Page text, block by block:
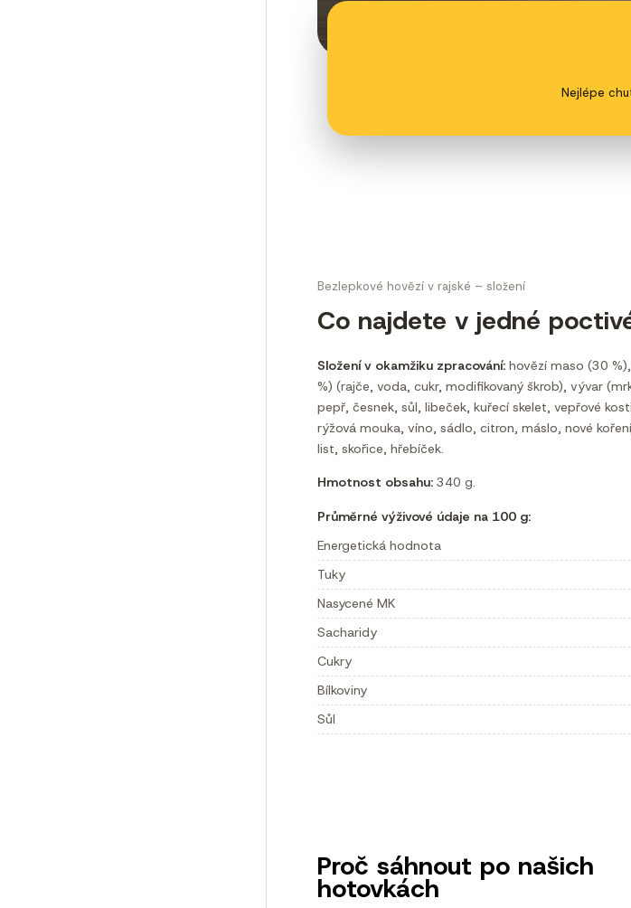
Nejlépe
Bezlepkové hovězí v rajské – složení
Co najdete v jedné
Složení v okamžiku zpracování: hovězí maso (30
%) (rajče, voda, cukr, modifikovaný škrob), vývar
pepř, česnek, sůl, libeček, kuřecí skelet, vepřové
rýžová mouka, víno, sádlo, citron, máslo, nové
list, skořice, hřebíček.
Hmotnost obsahu: 340 g.
Průměrné výživové údaje na 100 g:
Energetická hodnota
Tuky
Nasycené MK
Sacharidy
Cukry
Bílkoviny
Sůl
Proč sáhnout po našich
hotovkách